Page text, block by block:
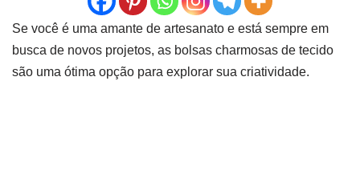
Se você é uma amante de artesanato e está sempre em
busca de novos projetos, as bolsas charmosas de tecido
são uma ótima opção para explorar sua criatividade.